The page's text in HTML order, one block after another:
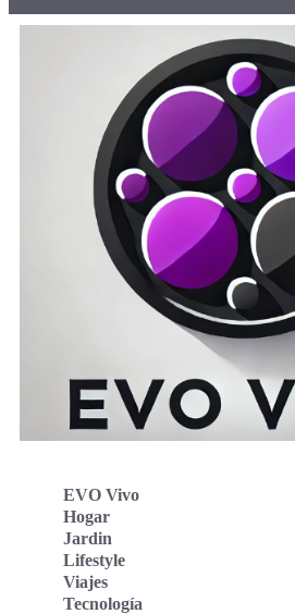
EVO Vivo
Hogar
Jardin
Lifestyle
Viajes
Tecnología